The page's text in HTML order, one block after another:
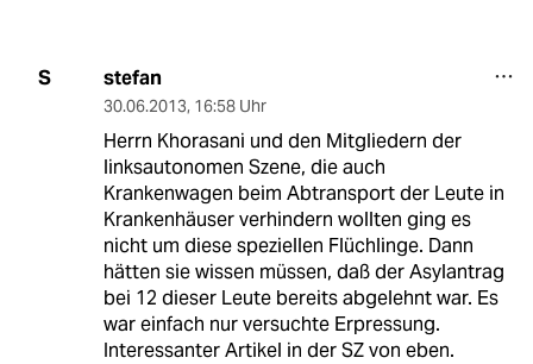
S stefan
30.06.2013, 16:58 Uhr
Herrn Khorasani und den Mitgliedern der
linksautonomen Szene, die auch
Krankenwagen beim Abtransport der Leute in
Krankenhäuser verhindern wollten ging es
nicht um diese speziellen Flüchlinge. Dann
hätten sie wissen müssen, daß der Asylantrag
bei 12 dieser Leute bereits abgelehnt war. Es
war einfach nur versuchte Erpressung.
Interessanter Artikel in der SZ von eben.